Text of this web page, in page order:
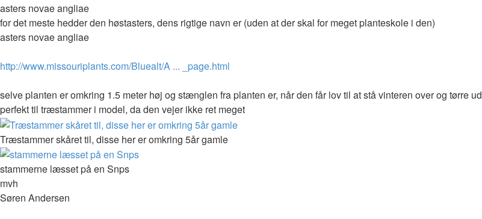
asters novae angliae
for det meste hedder den høstasters, dens rigtige navn er (uden at der skal for meget planteskole i den)
asters novae angliae
http://www.missouriplants.com/Bluealt/A ... _page.html
selve planten er omkring 1.5 meter høj og stænglen fra planten er, når den får lov til at stå vinteren over og tørre ud
perfekt til træstammer i model, da den vejer ikke ret meget
Træstammer skåret til, disse her er omkring 5år gamle
stammerne læsset på en Snps
mvh
Søren Andersen